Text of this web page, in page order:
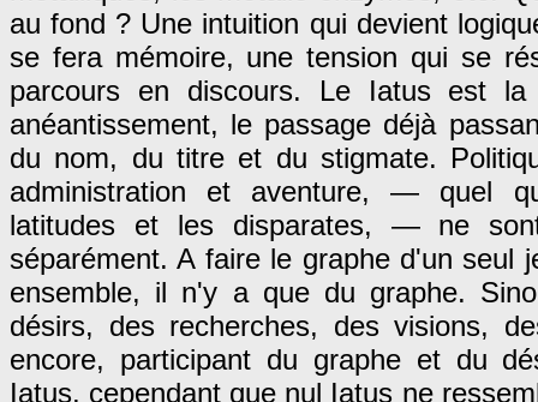
au fond ? Une intuition qui devient
se fera mémoire, une tension qui se
parcours en discours. Le Iatus est
anéantissement, le passage déjà
du nom, du titre et du stigmate.
administration et aventure, — quel
latitudes et les disparates, — ne
séparément. A faire le graphe d'un seul
ensemble, il n'y a que du graphe.
désirs, des recherches, des visions,
encore, participant du graphe et du
Iatus, cependant que nul Iatus ne